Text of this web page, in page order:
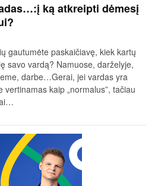
ką atkreipti dėmesį
gautumėte paskaičiavę, kiek kartų
savo vardą? Namuose, darželyje,
darbe…Gerai, jei vardas yra
vertinamas kaip „normalus”, tačiau